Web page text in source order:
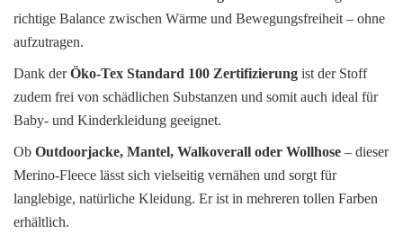
richtige Balance zwischen Wärme und Bewegungsfreiheit – ohne
aufzutragen.
Dank derÖko-Tex Standard 100 Zertifizierung ist der Stoff
zudem frei von schädlichen Substanzen und somit auch ideal für
Baby- und Kinderkleidung geeignet.
Ob Outdoorjacke, Mantel, Walkoverall oder Wollhose – dieser
Merino-Fleece lässt sich vielseitig vernähen und sorgt für
langlebige, natürliche Kleidung. Er ist in mehreren tollen Farben
erhältlich.